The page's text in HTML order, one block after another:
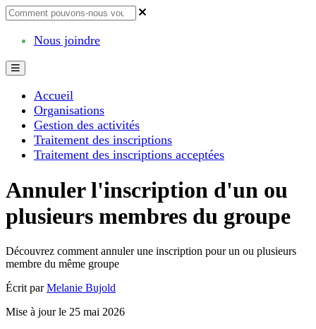
Nous joindre
Accueil
Organisations
Gestion des activités
Traitement des inscriptions
Traitement des inscriptions acceptées
Annuler l'inscription d'un ou
plusieurs membres du groupe
Découvrez comment annuler une inscription pour un ou plusieurs
membre du même groupe
Écrit parMelanie Bujold
Mise à jour le 25 mai 2026